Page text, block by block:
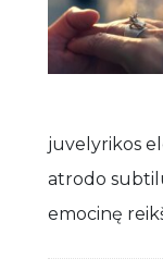
juvelyrikos
atrodo
emocinę